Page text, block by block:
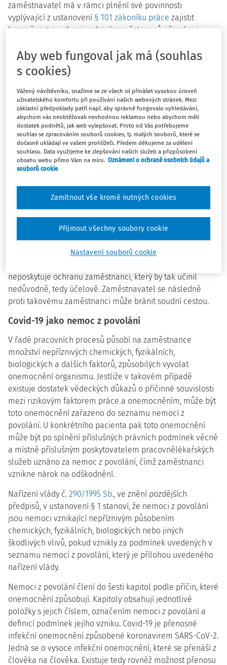
zaměstnavatel má v rámci plnění své povinnosti
vyplývající z ustanovení § 101 zákoníku práce zajistit
bezpečnost a ochranu zdraví zaměstnanců při práci s
na konkrétním pracovišti, která se týkají výkonu práce, a
nemohl tak často proti svému přesvědčení a vůli činit pro
nepřipravenost na takovou situaci.
Současně platí, že zaměstnanec je oprávněn odmítnout
výkon práce, o níž má důvodně za to, že bezprostředně a
závažným způsobem ohrožuje jeho život nebo zdraví,
popřípadě život nebo zdraví jiných fyzických osob; takové
odmítnutí není možné posuzovat jako nesplnění povinnosti
zaměstnance. Pro nepřipravenost zaměstnavatelů na tyto
epidemiologické situace tedy hrozilo, že zaměstnanci
nebudou pro obavy o bezpečnost a zdraví práci vykonávat
a zaměstnavatelé ponesou náklady v podobě náhrady
mzdy či platu za překážky v práci na jeho straně.
V případě, kdy by byla práce odmítnuta za splnění všech
třech kritérií, by byla posuzována adekvátnost, důvodnost,
bezprostřednost a přiměřenost takového jednání v
neposkytuje ochranu zaměstnanci, který by tak učinil
nedůvodně, tedy účelově. Zaměstnavatel se následně
proti takovému zaměstnanci může bránit soudní cestou.
Covid-19 jako nemoc z povolání
V řadě pracovních procesů působí na zaměstnance
množství nepříznivých chemických, fyzikálních,
biologických a dalších faktorů, způsobilých vyvolat
onemocnění organismu. Jestliže v takovém případě
existuje dostatek vědeckých důkazů o příčinné souvislosti
mezi rizikovým faktorem práce a onemocněním, může být
toto onemocnění zařazeno do seznamu nemocí z
povolání. U konkrétního pacienta pak toto onemocnění
může být po splnění příslušných právních podmínek věcně
a místně příslušným poskytovatelem pracovnělékařských
služeb uznáno za nemoc z povolání, čímž zaměstnanci
vznikne nárok na odškodnění.
Nařízení vlády č. 290/1995 Sb., ve znění pozdějších
předpisů, v ustanovení § 1 stanoví, že nemoci z povolání
jsou nemoci vznikající nepříznivým působením
chemických, fyzikálních, biologických nebo jiných
škodlivých vlivů, pokud vznikly za podmínek uvedených v
seznamu nemocí z povolání, který je přílohou uvedeného
nařízení vlády.
Nemoci z povolání člení do šesti kapitol podle příčin, které
onemocnění způsobují. Kapitoly obsahují jednotlivé
položky s jejich číslem, označením nemoci z povolání a
definicí podmínek jejího vzniku. Covid-19 je přenosné
infekční onemocnění způsobené koronavirem SARS-CoV-2.
Jedná se o vysoce infekční onemocnění, které se přenáší z
člověka na člověka. Existuje tedy rovněž možnost přenosu
Aby web fungoval jak má (souhlas
s cookies)
Vážený návštěvníku, snažíme se ze všech sil přinášet vysokou úroveň
uživatelského komfortu při používání našich webových stránek. Mezi
základní předpoklady patří např. aby správně fungovalo vyhledávání,
abychom vás neobtěžovali nevhodnou reklamou nebo abychom měli
dostatek podnětů, jak web vylepšovat. Proto od Vás potřebujeme
souhlas se zpracováním souborů cookies, tj. malých souborů, které se
dočasně ukládají ve vašem prohlížeči. Předem děkujeme za udělení
souhlasu. Data využijeme ke zlepšování našich služeb a přizpůsobení
obsahu webu přímo Vám na míru. Oznámení o ochraně osobních údajů a
souborů cookie
Nastavení souborů cookie
Zamítnout vše kromě nutných cookies
Přijmout všechny soubory cookie